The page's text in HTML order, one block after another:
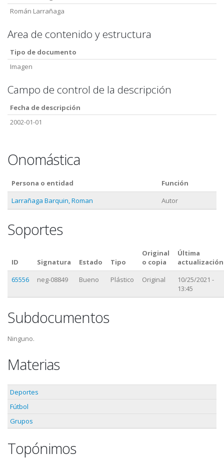
Román Larrañaga
Area de contenido y estructura
Tipo de documento
Imagen
Campo de control de la descripción
Fecha de descripción
2002-01-01
Onomástica
Persona o entidad
Función
Larrañaga Barquin, Roman
Autor
Soportes
ID Signatura Estado Tipo
Original
o copia
Última
actualización
65556
neg-08849 Bueno Plástico Original
10/25/2021 -
13:45
Subdocumentos
Ninguno.
Materias
Deportes
Fútbol
Grupos
Topónimos